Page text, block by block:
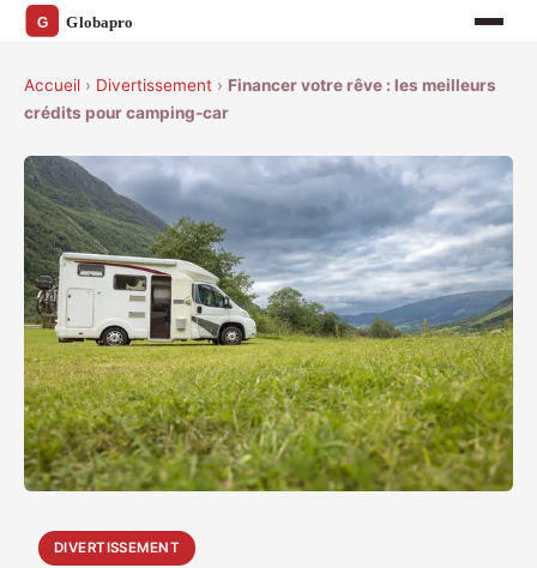
Accueil › Divertissement › Financer votre rêve : les meilleurs
crédits pour camping-car
DIVERTISSEMENT